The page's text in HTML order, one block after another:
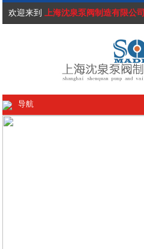
欢迎来到 上海沈泉泵阀制造有限公司
导航